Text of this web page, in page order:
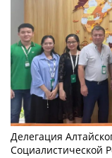
Делегация
Социалистической